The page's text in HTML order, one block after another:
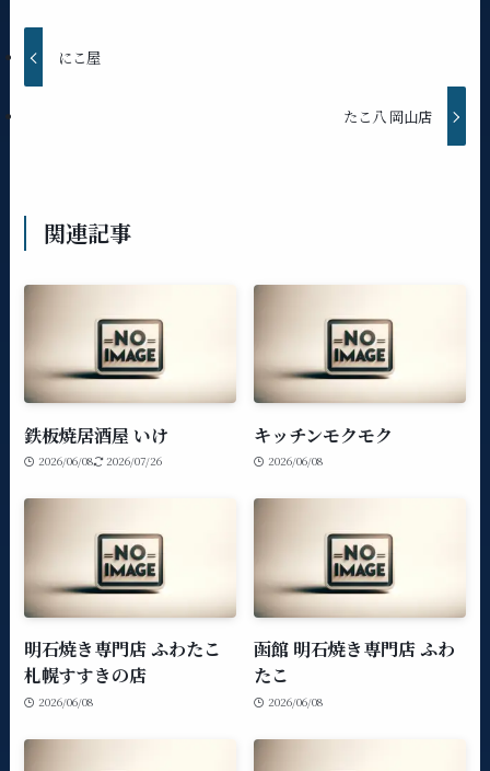
にこ屋
たこ八 岡山店
関連記事
鉄板焼居酒屋 いけ
2026/06/08 2026/07/26
キッチンモクモク
2026/06/08
明石焼き専門店 ふわたこ
札幌すすきの店
2026/06/08
函館 明石焼き専門店 ふわ
たこ
2026/06/08